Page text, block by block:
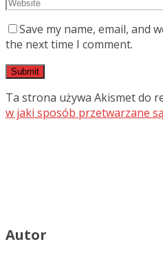
Save my name, email, and
the next time I comment.
Ta strona używa Akismet do
w jaki sposób przetwarzane
Autor